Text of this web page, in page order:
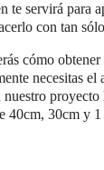
te servirá para
con tan
cómo obtener
necesitas el
proyecto
40cm, 30cm y